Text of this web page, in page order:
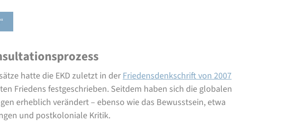
hatte die EKD zuletzt in derFriedensdenkschrift von 2007
Friedens festgeschrieben. Seitdem haben sich die globalen
erheblich verändert – ebenso wie das Bewusstsein, etwa
und postkoloniale Kritik.